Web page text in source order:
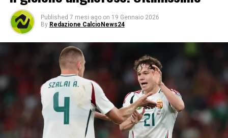
Published 7 mesi ago on 19 Gennaio 2026
By Redazione CalcioNews24